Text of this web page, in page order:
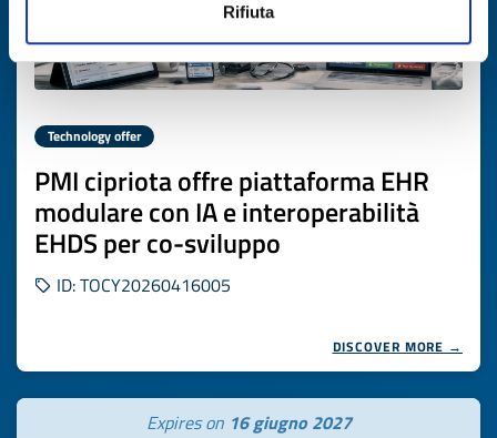
Rifiuta
Technology offer
PMI cipriota offre piattaforma EHR
modulare con IA e interoperabilità
EHDS per co-sviluppo
ID: TOCY20260416005
DISCOVER MORE →
Expires on 16 giugno 2027